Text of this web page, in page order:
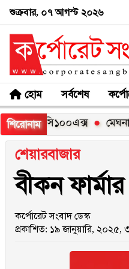
শুক্রবার, ০৭ আগস্ট ২০২৬
হোম সর্বশেষ
শিরোনাম
সি১০০এক্স মেঘনার
শেয়ারবাজার
বীকন
কর্পোরেট সংবাদ ডেস্ক
প্রকাশিত: ১৯ জানুয়ারি, ২০২৫,